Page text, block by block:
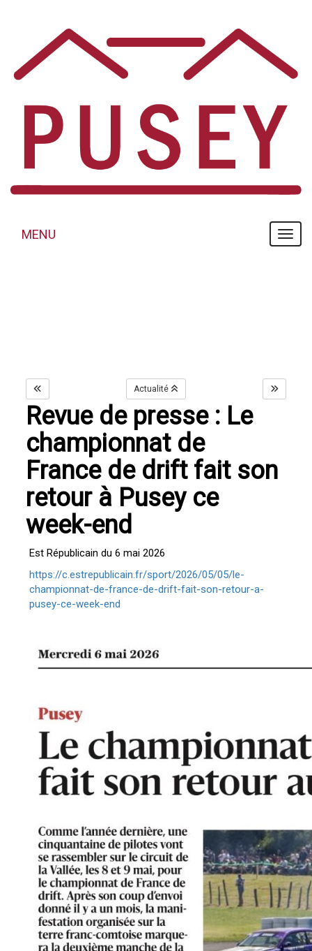
MENU
MENU
Actualité
Revue de presse : Le
championnat de
France de drift fait son
retour à Pusey ce
week-end
Est Républicain du 6 mai 2026
https://c.estrepublicain.fr/sport/2026/05/05/le-
championnat-de-france-de-drift-fait-son-retour-a-
pusey-ce-week-end